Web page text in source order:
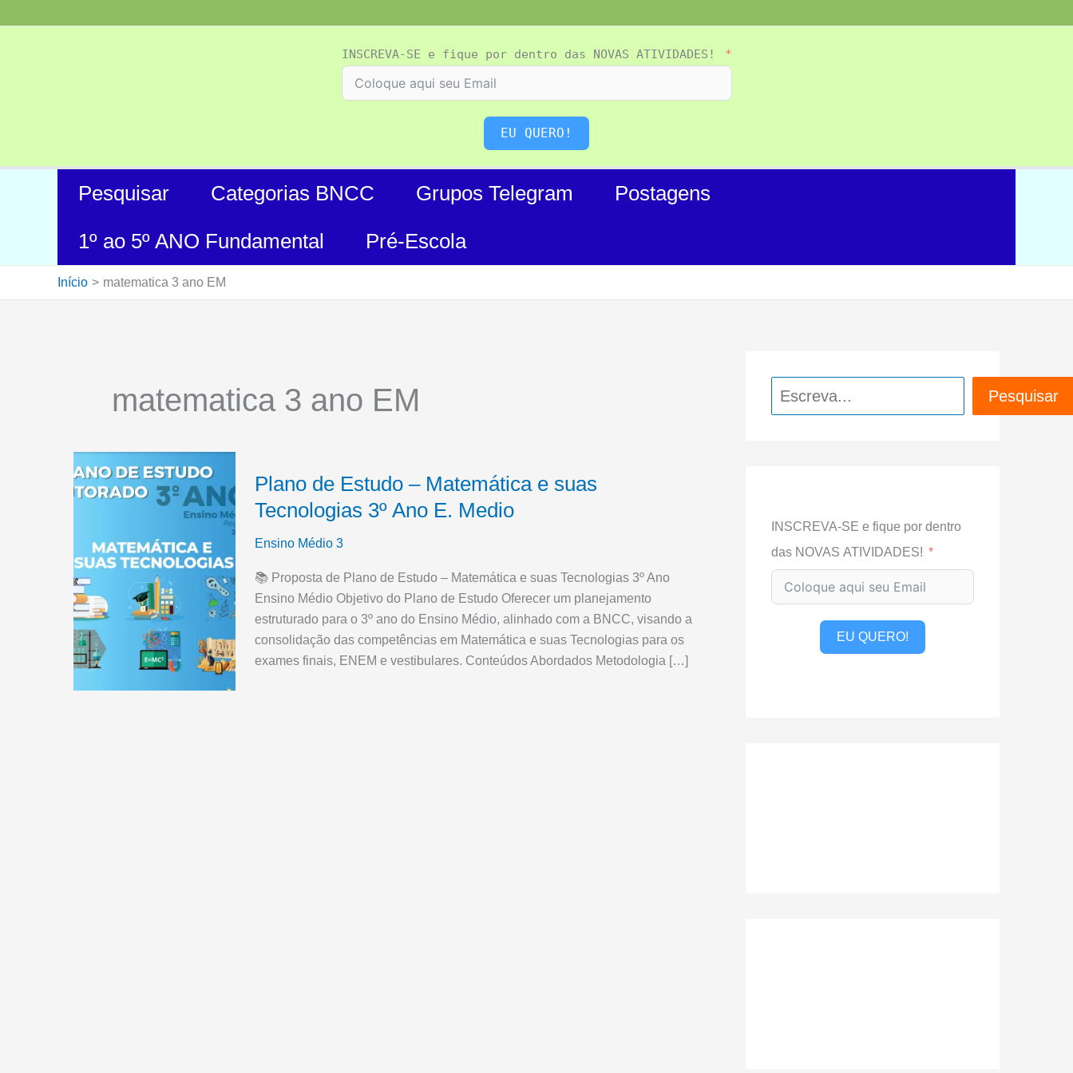
para
INSCREVA-SE e fique por dentro das NOVAS ATIVIDADES!
EU QUERO!
Pesquisar Categorias BNCC Grupos Telegram
Postagens
1º ao 5º ANO Fundamental
Pré-Escola
Início matematica 3 ano EM
matematica 3 ano EM
Plano de Estudo – Matemática e suas
Tecnologias 3º Ano E. Medio
Ensino Médio 3
📚 Proposta de Plano de Estudo – Matemática e suas Tecnologias 3º Ano
Ensino Médio Objetivo do Plano de Estudo Oferecer um planejamento
estruturado para o 3º ano do Ensino Médio, alinhado com a BNCC, visando a
consolidação das competências em Matemática e suas Tecnologias para os
exames finais, ENEM e vestibulares. Conteúdos Abordados Metodologia […]
Pesquisar Pesquisar
INSCREVA-SE e fique por dentro
das NOVAS ATIVIDADES!
EU QUERO!